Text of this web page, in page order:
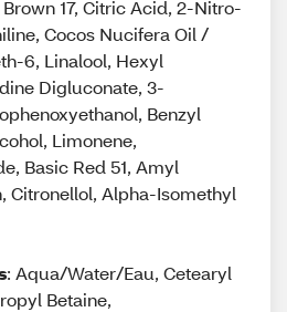
17, Citric Acid, 2-Nitro-
Cocos Nucifera Oil /
6, Linalool, Hexyl
Digluconate, 3-
Benzyl
Limonene,
Basic Red 51, Amyl
Citronellol, Alpha-Isomethyl
: Aqua/Water/Eau, Cetearyl
Betaine,